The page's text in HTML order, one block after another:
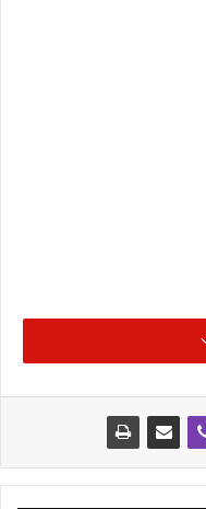
بأقل من أسعار السوق